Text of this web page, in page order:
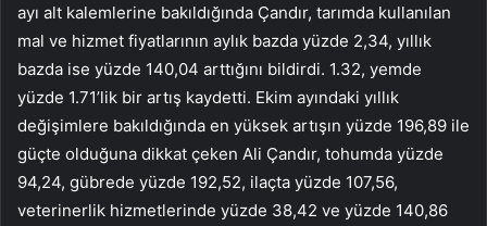
ayı alt kalemlerine bakıldığında Çandır, tarımda kullanılan
mal ve hizmet fiyatlarının aylık bazda yüzde 2,34, yıllık
bazda ise yüzde 140,04 arttığını bildirdi. 1.32, yemde
yüzde 1.71’lik bir artış kaydetti. Ekim ayındaki yıllık
değişimlere bakıldığında en yüksek artışın yüzde 196,89 ile
güçte olduğuna dikkat çeken Ali Çandır, tohumda yüzde
94,24, gübrede yüzde 192,52, ilaçta yüzde 107,56,
veterinerlik hizmetlerinde yüzde 38,42 ve yüzde 140,86